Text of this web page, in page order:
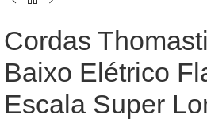
Cordas
Baixo Elétrico
Escala Super